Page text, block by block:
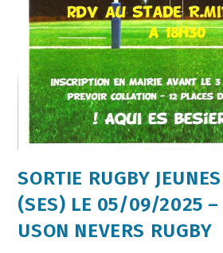
SORTIE RUGBY
(SES) LE 05/09/2025
USON NEVERS RUGBY